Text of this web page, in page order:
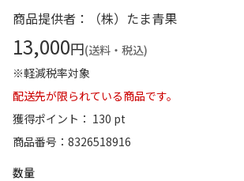
商品提供者：（株）たま青果
13,000円(送料・税込)
※軽減税率対象
配送先が限られている商品です。
獲得ポイント： 130 pt
商品番号
8326518916
数量